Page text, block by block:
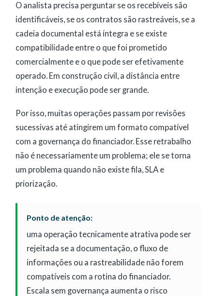
O analista precisa perguntar se os recebíveis são
identificáveis, se os contratos são rastreáveis, se a
cadeia documental está íntegra e se existe
compatibilidade entre o que foi prometido
comercialmente e o que pode ser efetivamente
operado. Em construção civil, a distância entre
intenção e execução pode ser grande.
Por isso, muitas operações passam por revisões
sucessivas até atingirem um formato compatível
com a governança do financiador. Esse retrabalho
não é necessariamente um problema; ele se torna
um problema quando não existe fila, SLA e
priorização.
Ponto de atenção:
uma operação tecnicamente atrativa pode ser
rejeitada se a documentação, o fluxo de
informações ou a rastreabilidade não forem
compatíveis com a rotina do financiador.
Escala sem governança aumenta o risco